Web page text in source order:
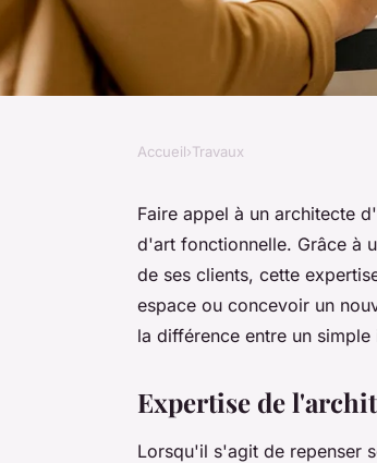
l'expertise
annecy pour
Accueil›Travaux
Faire appel à un architecte
d'art fonctionnelle. Grâce à
de ses clients, cette
espace ou concevoir un
la différence entre un
Expertise de
Lorsqu'il s'agit de repenser